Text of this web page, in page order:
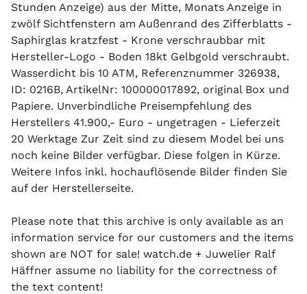
Stunden Anzeige) aus der Mitte, Monats Anzeige in
zwölf Sichtfenstern am Außenrand des Zifferblatts -
Saphirglas kratzfest - Krone verschraubbar mit
Hersteller-Logo - Boden 18kt Gelbgold verschraubt.
Wasserdicht bis 10 ATM, Referenznummer 326938,
ID: 0216B, ArtikelNr: 100000017892, original Box und
Papiere. Unverbindliche Preisempfehlung des
Herstellers 41.900,- Euro - ungetragen - Lieferzeit
20 Werktage Zur Zeit sind zu diesem Model bei uns
noch keine Bilder verfügbar. Diese folgen in Kürze.
Weitere Infos inkl. hochauflösende Bilder finden Sie
auf der Herstellerseite.
Please note that this archive is only available as an
information service for our customers and the items
shown are NOT for sale! watch.de + Juwelier Ralf
Häffner assume no liability for the correctness of
the text content!